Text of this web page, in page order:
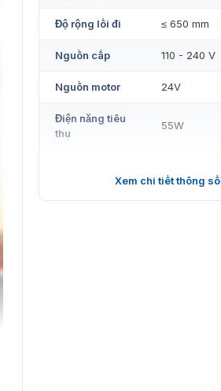
Độ rộng lối đi ≤ 650 mm
Nguồn cấp 110 - 240 V
Nguồn motor 24V
Điện năng tiêu
thụ
55W
Xem chi tiết thông số